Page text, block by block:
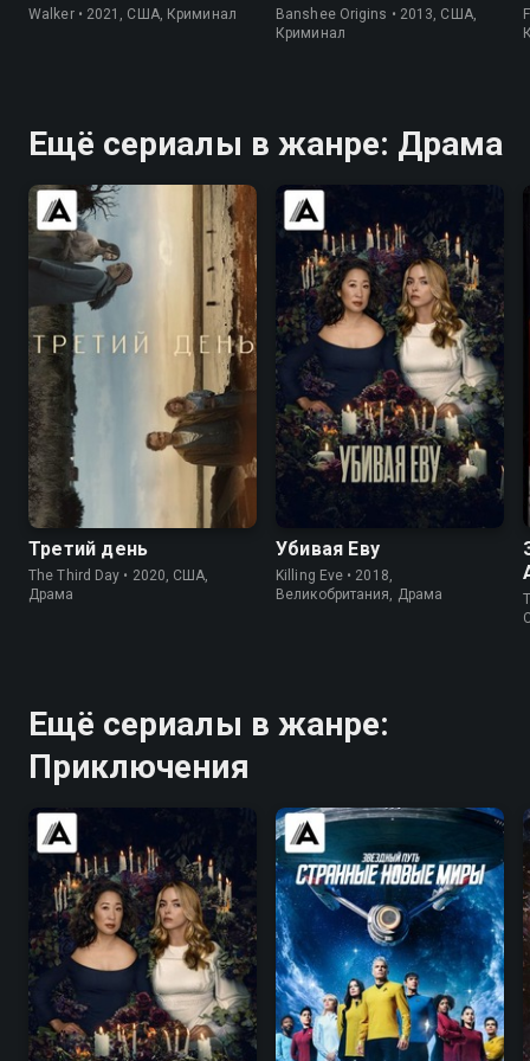
Walker • 2021, США, Криминал
Banshee Origins • 2013, США,
Криминал
Ещё сериалы в жанре: Драма
6.2
Третий день
The Third Day • 2020, США,
Драма
7.7 8.1
Убивая Еву
Killing Eve • 2018,
Великобритания, Драма
Ещё сериалы в жанре:
Приключения